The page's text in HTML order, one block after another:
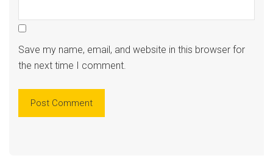
Save my name, email, and website in this browser for
the next time I comment.